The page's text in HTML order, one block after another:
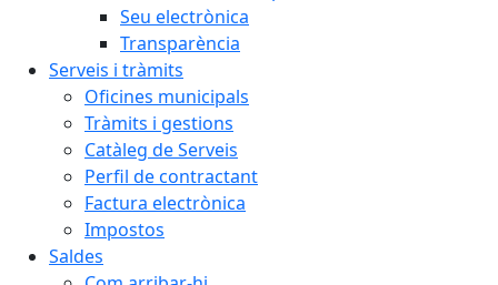
Seu electrònica
Transparència
Serveis i tràmits
Oficines municipals
Tràmits i gestions
Catàleg de Serveis
Perfil de contractant
Factura electrònica
Impostos
Saldes